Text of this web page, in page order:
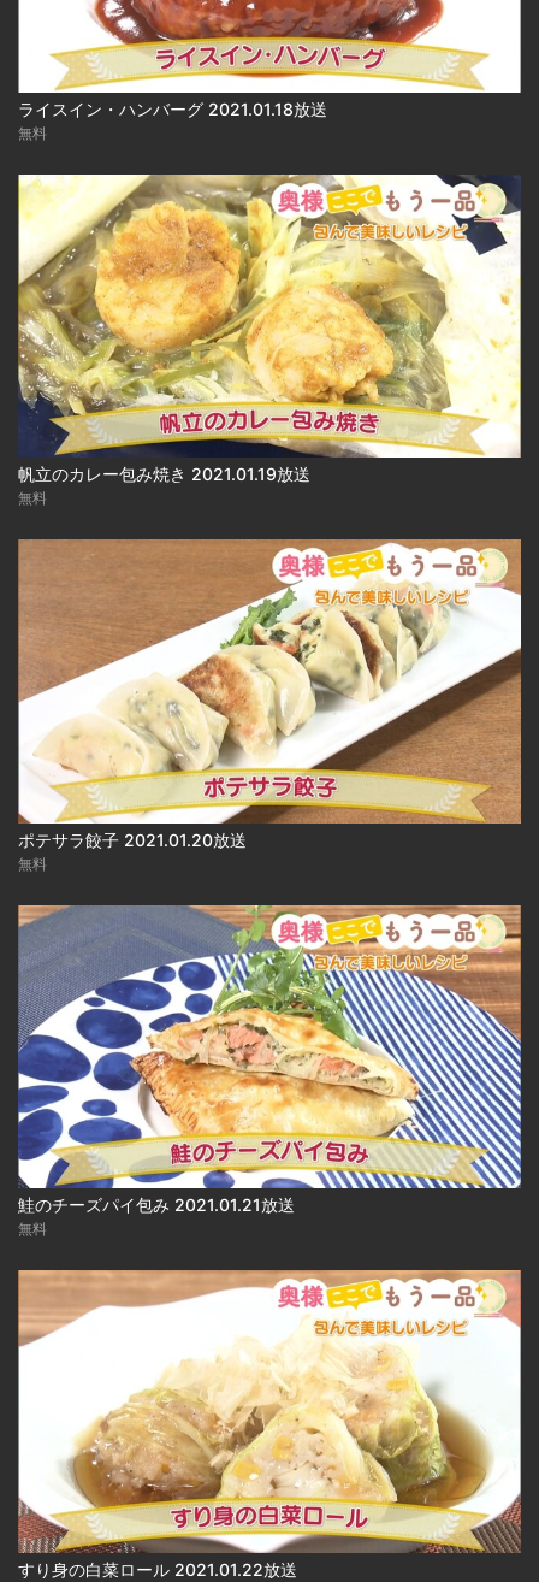
ライスイン・ハンバーグ 2021.01.18放送
無料
帆立のカレー包み焼き 2021.01.19放送
無料
ポテサラ餃子 2021.01.20放送
無料
鮭のチーズパイ包み 2021.01.21放送
無料
すり身の白菜ロール 2021.01.22放送